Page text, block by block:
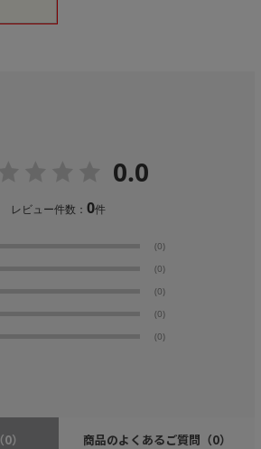
0.0
レビュー件数：0件
(0)
(0)
(0)
(0)
(0)
（0） 商品のよくあるご質問 （0）